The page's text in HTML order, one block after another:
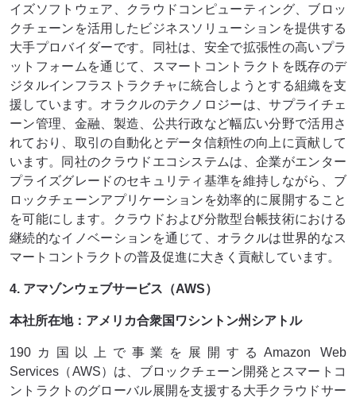
イズソフトウェア、クラウドコンピューティング、ブロッ
クチェーンを活用したビジネスソリューションを提供する
大手プロバイダーです。同社は、安全で拡張性の高いプラ
ットフォームを通じて、スマートコントラクトを既存のデ
ジタルインフラストラクチャに統合しようとする組織を支
援しています。オラクルのテクノロジーは、サプライチェ
ーン管理、金融、製造、公共行政など幅広い分野で活用さ
れており、取引の自動化とデータ信頼性の向上に貢献して
います。同社のクラウドエコシステムは、企業がエンター
プライズグレードのセキュリティ基準を維持しながら、ブ
ロックチェーンアプリケーションを効率的に展開すること
を可能にします。クラウドおよび分散型台帳技術における
継続的なイノベーションを通じて、オラクルは世界的なス
マートコントラクトの普及促進に大きく貢献しています。
4. アマゾンウェブサービス（AWS）
本社所在地：アメリカ合衆国ワシントン州シアトル
190カ国以上で事業を展開するAmazon Web
Services（AWS）は、ブロックチェーン開発とスマートコ
ントラクトのグローバル展開を支援する大手クラウドサー